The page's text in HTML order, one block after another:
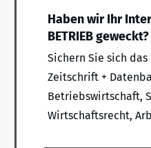
Haben wir Ihr
BETRIEB geweckt?
Sichern Sie sich das
Zeitschrift +
Betriebswirtschaft,
Wirtschaftsrecht,